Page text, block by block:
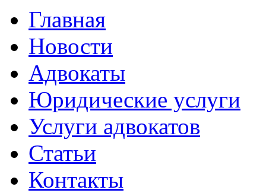
Главная
Новости
Адвокаты
Юридические услуги
Услуги адвокатов
Статьи
Контакты